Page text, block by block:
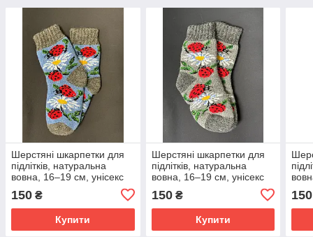
Шерстяні шкарпетки для
підлітків, натуральна
вовна, 16–19 см, унісекс
150 ₴
Купити
Шерстяні шкарпетки для
підлітків, натуральна
вовна, 16–19 см, унісекс
150₴
Купити
150